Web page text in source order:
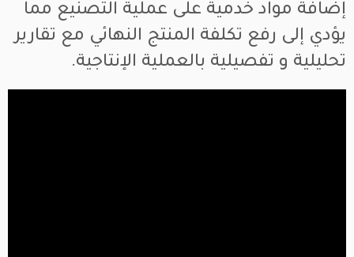
إضافة مواد خدمية على عملية التصنيع مما
يؤدي إلى رفع تكلفة المنتج النهائي مع تقارير
تحليلية و تفصيلية بالعملية الإنتاجية.